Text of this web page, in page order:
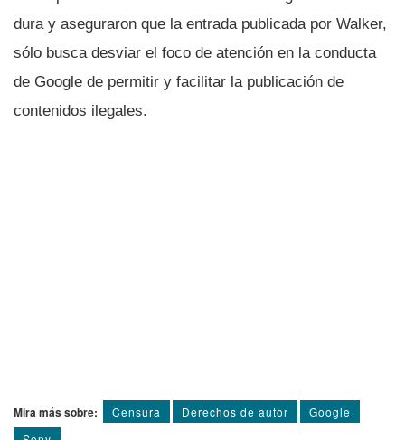
dura y aseguraron que la entrada publicada por Walker,
sólo busca desviar el foco de atención en la conducta
de Google de permitir y facilitar la publicación de
contenidos ilegales.
Mira más sobre: Censura Derechos de autor
Google